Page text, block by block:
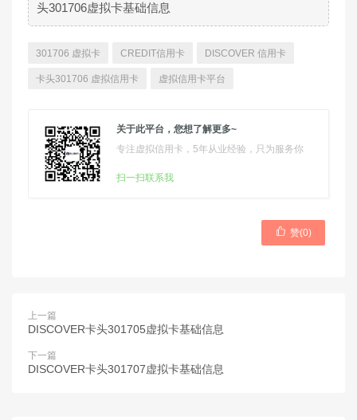
头301706虚拟卡基础信息
301706 虚拟卡 CREDIT信用卡 DISCOVER 信用卡
卡头301706 虚拟信用卡 虚拟信用卡平台
关于此平台，您想了解更多~
专注虚拟信用卡，5年从业经验，只为服务你
扫一扫联系我
 赞(0)
上一篇
DISCOVER卡头301705虚拟卡基础信息
下一篇
DISCOVER卡头301707虚拟卡基础信息